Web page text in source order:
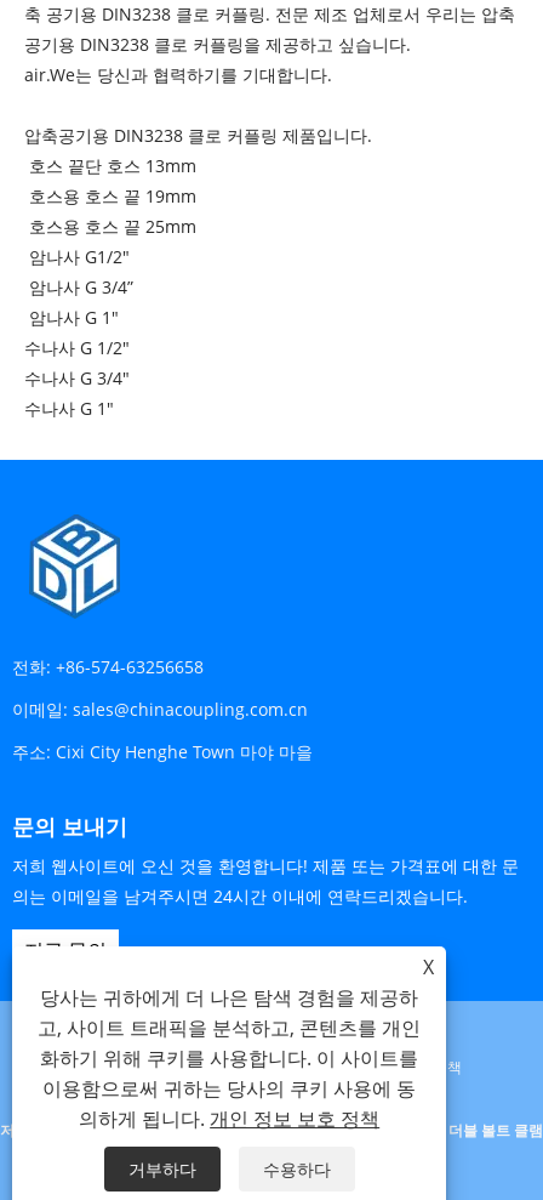
축 공기용 DIN3238 클로 커플링. 전문 제조 업체로서 우리는 압축
공기용 DIN3238 클로 커플링을 제공하고 싶습니다.
air.We는 당신과 협력하기를 기대합니다.
압축공기용 DIN3238 클로 커플링 제품입니다.
호스 끝단 호스 13mm
호스용 호스 끝 19mm
호스용 호스 끝 25mm
암나사 G1/2"
암나사 G 3/4”
암나사 G 1"
수나사 G 1/2"
수나사 G 3/4"
수나사 G 1"
전화: +86-574-63256658
이메일: sales@chinacoupling.com.cn
주소: Cixi City Henghe Town 마야 마을
문의 보내기
저희 웹사이트에 오신 것을 환영합니다! 제품 또는 가격표에 대한 문
의는 이메일을 남겨주시면 24시간 이내에 연락드리겠습니다.
지금 문의
Links Sitemap RSS XML 개인 정보 보호 정책
저작권 © 2023 Cixi Beideli 파이프 피팅 유한 회사. - 유니버셜 커플링, 더블 볼트 클램
프, 그라운드 조인트 커플링 - 판권 소유
X
당사는 귀하에게 더 나은 탐색 경험을 제공하
고, 사이트 트래픽을 분석하고, 콘텐츠를 개인
화하기 위해 쿠키를 사용합니다. 이 사이트를
이용함으로써 귀하는 당사의 쿠키 사용에 동
의하게 됩니다. 개인 정보 보호 정책
거부하다 수용하다